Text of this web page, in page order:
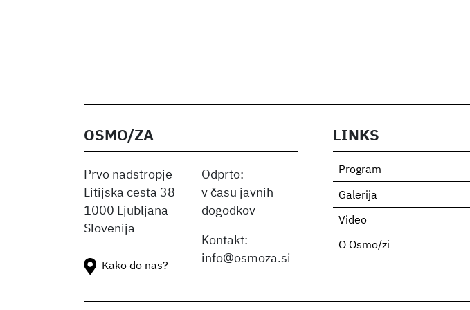
OSMO/ZA
Prvo nadstropje
Litijska cesta 38
1000 Ljubljana
Slovenija
Odprto:
v času javnih
dogodkov
Kontakt:
info@osmoza.si
LINKS
Program
Galerija
Video
O Osmo/zi
Kako do nas?